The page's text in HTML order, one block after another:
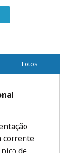
Fotos
corrente
de